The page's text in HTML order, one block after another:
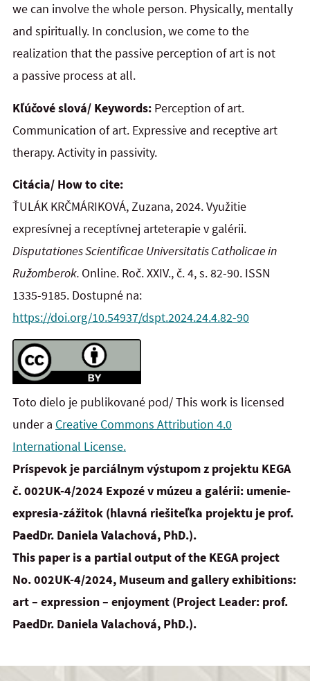
we can involve the whole person. Physically, mentally
and spiritually. In conclusion, we come to the
realization that the passive perception of art is not
a passive process at all.
Kľúčové slová/ Keywords: Perception of art.
Communication of art. Expressive and receptive art
therapy. Activity in passivity.
Citácia/ How to cite:
ŤULÁK KRČMÁRIKOVÁ, Zuzana, 2024. Využitie
expresívnej a receptívnej arteterapie v galérii.
Disputationes Scientificae Universitatis Catholicae in
Ružomberok. Online. Roč. XXIV., č. 4, s. 82-90. ISSN
1335-9185. Dostupné na:
https://doi.org/10.54937/dspt.2024.24.4.82-90
Toto dielo je publikované pod/ This work is licensed
under a Creative Commons Attribution 4.0
International License.
Príspevok je parciálnym výstupom z projektu KEGA
č. 002UK-4/2024 Expozé v múzeu a galérii: umenie-
expresia-zážitok (hlavná riešiteľka projektu je prof.
PaedDr. Daniela Valachová, PhD.).
This paper is a partial output of the KEGA project
No. 002UK-4/2024, Museum and gallery exhibitions:
art – expression – enjoyment (Project Leader: prof.
PaedDr. Daniela Valachová, PhD.).